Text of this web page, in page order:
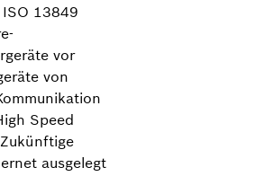
13849
vor
von
Speed
ausgelegt